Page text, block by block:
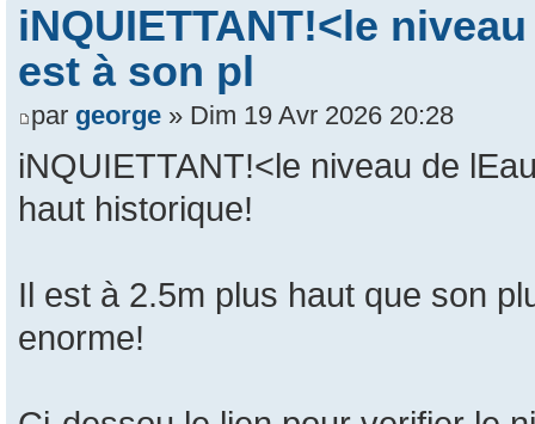
iNQUIETTANT!<le
est à son pl
par george » Dim 19 Avr 2026 20:28
iNQUIETTANT!<le niveau de
haut historique!
Il est à 2.5m plus haut que son
enorme!